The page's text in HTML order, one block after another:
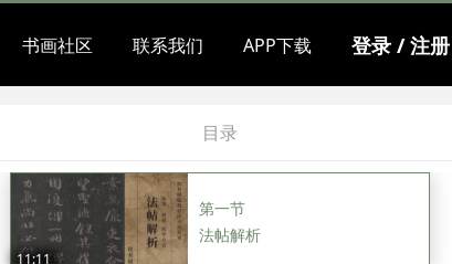
书画社区 联系我们 APP下载 登录 / 注册
目录
第四节
第一章 临魏•钟繇《荐季直表》
11:11
第一节
法帖解析